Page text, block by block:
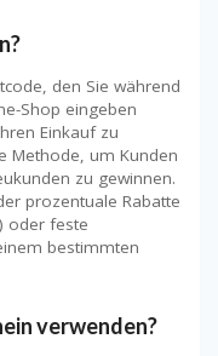
den Sie während
Shop eingeben
Einkauf zu
Methode, um Kunden
zu gewinnen.
prozentuale Rabatte
oder feste
bestimmten
verwenden?